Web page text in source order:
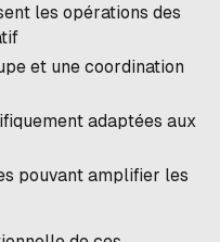
les opérations des
et une coordination
adaptées aux
pouvant amplifier les